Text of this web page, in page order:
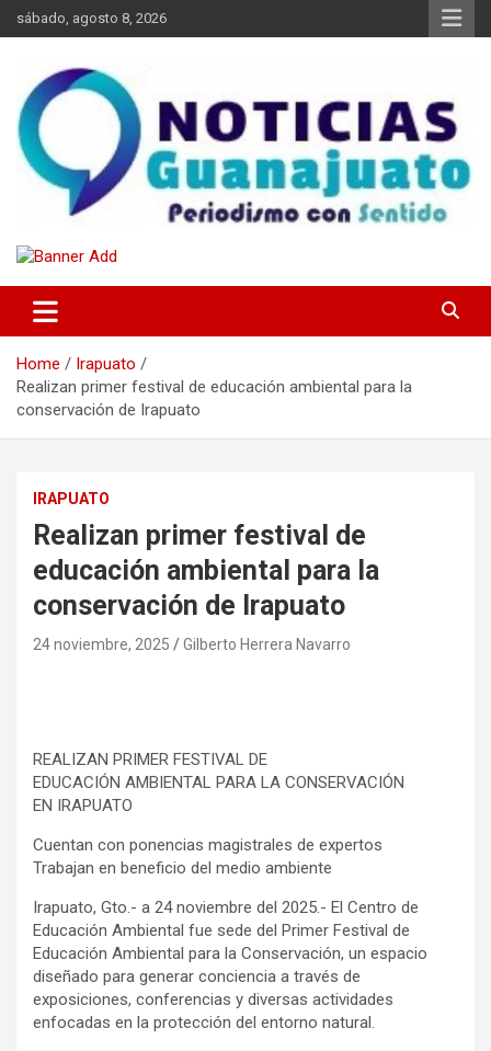
Skip
to
sábado, agosto 8, 2026
Noticias Guanajuato
Home
Irapuato
Realizan primer festival de educación ambiental para la
conservación de Irapuato
IRAPUATO
Realizan primer festival de
educación ambiental para la
conservación de Irapuato
24 noviembre, 2025 Gilberto Herrera Navarro
REALIZAN PRIMER FESTIVAL DE
EDUCACIÓN AMBIENTAL PARA LA CONSERVACIÓN
EN IRAPUATO
Cuentan con ponencias magistrales de expertos
Trabajan en beneficio del medio ambiente
Irapuato, Gto.- a 24 noviembre del 2025.- El Centro de
Educación Ambiental fue sede del Primer Festival de
Educación Ambiental para la Conservación, un espacio
diseñado para generar conciencia a través de
exposiciones, conferencias y diversas actividades
enfocadas en la protección del entorno natural.